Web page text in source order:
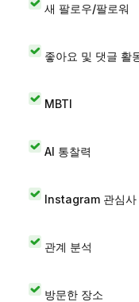
새 팔로우/팔로워
좋아요 및 댓글 활
MBTI
AI 통찰력
Instagram 관심사
관계 분석
방문한 장소